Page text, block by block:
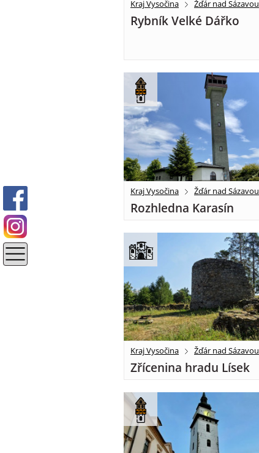
Kraj Vysočina Žďár nad Sázavou
Rybník Velké Dářko
Kraj Vysočina Žďár nad Sázavou
Rozhledna Karasín
Kraj Vysočina Žďár nad Sázavou
Zřícenina hradu Lísek